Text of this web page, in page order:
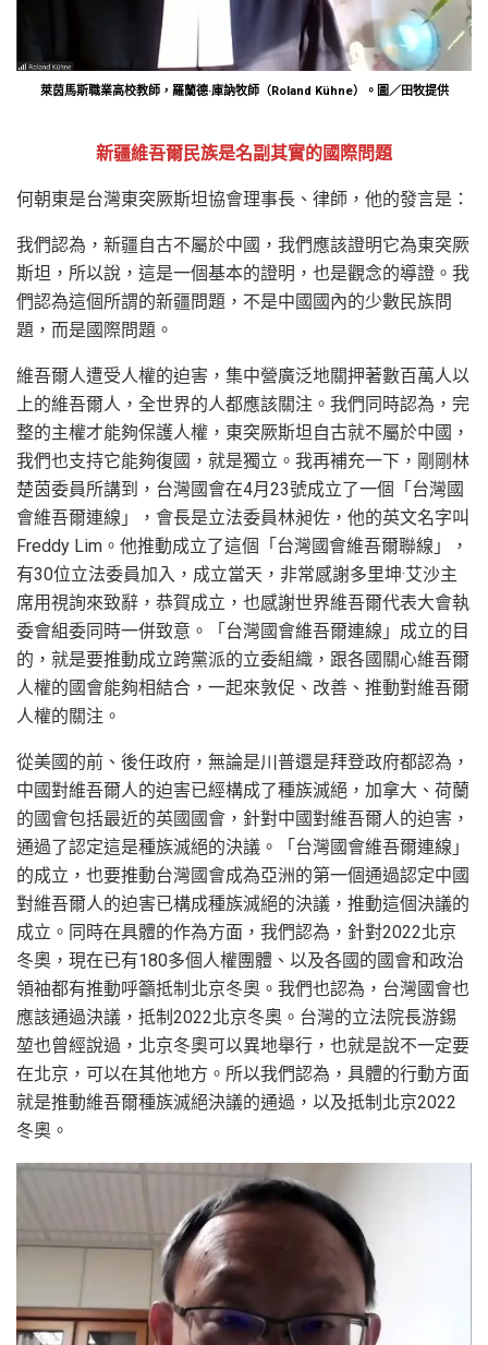
萊茵馬斯職業高校教師，羅蘭德·庫訥牧師（Roland Kühne）。圖／田牧提供
新疆維吾爾民族是名副其實的國際問題
何朝東是台灣東突厥斯坦協會理事長、律師，他的發言是：
我們認為，新疆自古不屬於中國，我們應該證明它為東突厥
斯坦，所以說，這是一個基本的證明，也是觀念的導證。我
們認為這個所謂的新疆問題，不是中國國內的少數民族問
題，而是國際問題。
維吾爾人遭受人權的迫害，集中營廣泛地關押著數百萬人以
上的維吾爾人，全世界的人都應該關注。我們同時認為，完
整的主權才能夠保護人權，東突厥斯坦自古就不屬於中國，
我們也支持它能夠復國，就是獨立。我再補充一下，剛剛林
楚茵委員所講到，台灣國會在4月23號成立了一個「台灣國
會維吾爾連線」，會長是立法委員林昶佐，他的英文名字叫
Freddy Lim。他推動成立了這個「台灣國會維吾爾聯線」，
有30位立法委員加入，成立當天，非常感謝多里坤·艾沙主
席用視詢來致辭，恭賀成立，也感謝世界維吾爾代表大會執
委會組委同時一併致意。「台灣國會維吾爾連線」成立的目
的，就是要推動成立跨黨派的立委組織，跟各國關心維吾爾
人權的國會能夠相結合，一起來敦促、改善、推動對維吾爾
人權的關注。
從美國的前、後任政府，無論是川普還是拜登政府都認為，
中國對維吾爾人的迫害已經構成了種族滅絕，加拿大、荷蘭
的國會包括最近的英國國會，針對中國對維吾爾人的迫害，
通過了認定這是種族滅絕的決議。「台灣國會維吾爾連線」
的成立，也要推動台灣國會成為亞洲的第一個通過認定中國
對維吾爾人的迫害已構成種族滅絕的決議，推動這個決議的
成立。同時在具體的作為方面，我們認為，針對2022北京
冬奧，現在已有180多個人權團體、以及各國的國會和政治
領袖都有推動呼籲抵制北京冬奧。我們也認為，台灣國會也
應該通過決議，抵制2022北京冬奧。台灣的立法院長游錫
堃也曾經說過，北京冬奧可以異地舉行，也就是說不一定要
在北京，可以在其他地方。所以我們認為，具體的行動方面
就是推動維吾爾種族滅絕決議的通過，以及抵制北京2022
冬奧。